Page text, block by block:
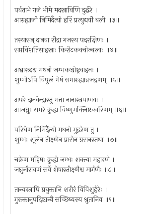
पर्वताभे गजे भीमे मदस्राविणि दुर्द्धरे ।
आरुह्याजौ निमिर्दैत्यो हरिं प्रत्युद्ययौ बली ॥३॥
तस्यासन् दानवा रौद्रा गजस्य पदरक्षिणः ।
सप्तविंशतिसाहस्राः किरीटकवचोज्वलाः ॥४॥
अश्वारूढ़श्च मथनो जम्भकश्चोष्ट्रवाहनः ।
शुम्भोऽपि विपुलं मेषं समारुह्याव्रजद्रणम् ॥५॥
अपरे दानवेन्द्रास्तु मत्ता नानास्त्रपाणयः ।
आजघ्नुः समरे क्रुद्धा विष्णुमक्लिष्टकारिणम् ॥६॥
परिधेण निमिर्दैत्यो मथनो मुद्गरेण तु ।
शुम्भः शूलेन तीक्ष्णेन प्रासेन ग्रसनस्तथा ॥७॥
चक्रेण महिषः क्रुद्धो जम्भः शक्त्या महारणे ।
जघ्नुर्नारायणं सर्वे शेषास्तीक्ष्णैश्च मार्गणैः ॥८॥
तान्यस्त्रापि प्रयुक्तानि शरीरं विविशुर्हरेः ।
गुरूक्तानुपदिष्टान्वै सच्छिष्यस्य श्रुतानिव ॥९॥